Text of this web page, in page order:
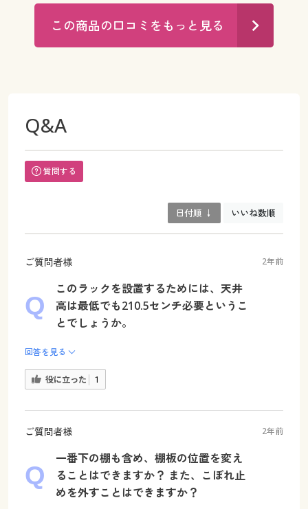
この商品の口コミをもっと見る
Q&A
質問する
日付順 ↓ いいね数順
ご質問者様 2年前
このラックを設置するためには、天井
高は最低でも210.5センチ必要というこ
とでしょうか。
回答を見る
役に立った 1
ご質問者様 2年前
一番下の棚も含め、棚板の位置を変え
ることはできますか？ また、こぼれ止
めを外すことはできますか？